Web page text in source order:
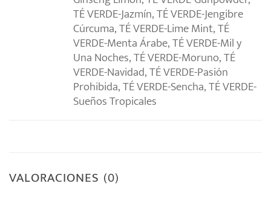
TÉ VERDE-Jazmín, TÉ VERDE-Jengibre
Cúrcuma, TÉ VERDE-Lime Mint, TÉ
VERDE-Menta Árabe, TÉ VERDE-Mil y
Una Noches, TÉ VERDE-Moruno, TÉ
VERDE-Navidad, TÉ VERDE-Pasión
Prohibida, TÉ VERDE-Sencha, TÉ VERDE-
Sueños Tropicales
VALORACIONES (0)